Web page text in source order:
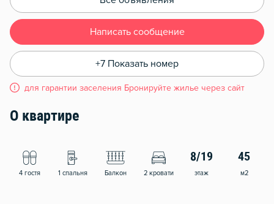
Написать сообщение
+7 Показать номер
для гарантии заселения Бронируйте жилье через сайт
О квартире
4 гостя 1 спальня Балкон 2 кровати
8/19
этаж
45
м2